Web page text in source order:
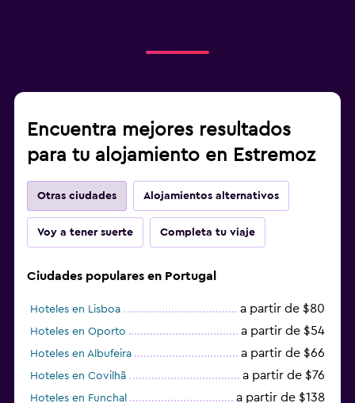
Encuentra mejores resultados
para tu alojamiento en Estremoz
Otras ciudades Alojamientos alternativos
Voy a tener suerte Completa tu viaje
Ciudades populares en Portugal
Hoteles en Lisboa a partir de $80
Hoteles en Oporto a partir de $54
Hoteles en Albufeira a partir de $66
Hoteles en Covilhã a partir de $76
Hoteles en Funchal a partir de $138